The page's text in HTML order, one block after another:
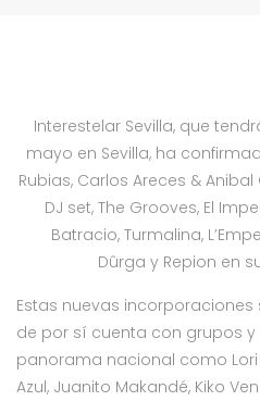
Interestelar Sevilla, que
mayo en Sevilla, ha
Rubias, Carlos Areces &
DJ set, The Grooves, El
Batracio, Turmalina,
Dûrga y Repion en
Estas nuevas
de por sí cuenta con grupos y
panorama nacional como Lori
Azul, Juanito Makandé, Kiko